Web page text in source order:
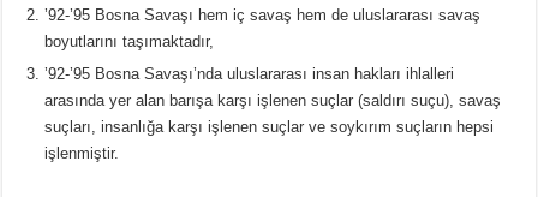
’92-’95 Bosna Savaşı hem iç savaş hem de uluslararası savaş
boyutlarını taşımaktadır,
’92-’95 Bosna Savaşı’nda uluslararası insan hakları ihlalleri
arasında yer alan barışa karşı işlenen suçlar (saldırı suçu), savaş
suçları, insanlığa karşı işlenen suçlar ve soykırım suçların hepsi
işlenmiştir.